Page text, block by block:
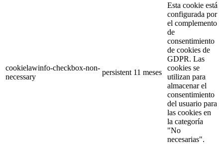
cookielawinfo-checkbox-non-
necessary
persistent 11 meses
Esta cookie está
configurada por
el complemento
de
consentimiento
de cookies de
GDPR. Las
cookies se
utilizan para
almacenar el
consentimiento
del usuario para
las cookies en
la categoría
"No
necesarias".